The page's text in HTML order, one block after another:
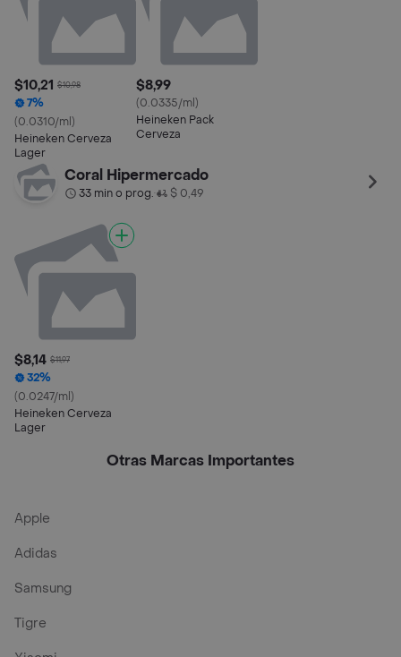
$10,21 $10,98
7%
(0.0310/ml)
Heineken Cerveza
Lager
$8,99
(0.0335/ml)
Heineken Pack
Cerveza
Coral Hipermercado
33 min o prog.• $ 0,49
$8,14 $11,97
32%
(0.0247/ml)
Heineken Cerveza
Lager
Otras Marcas Importantes
Apple
Adidas
Samsung
Tigre